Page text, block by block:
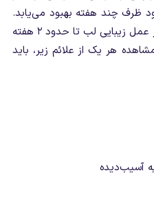
ظرف چند هفته بهبود می‌یابد.
از نظر زمانی، ایجاد هماتوم بعد از عمل زیبایی لب تا حدود ۲ هفته
هر یک از علائم زیر، باید
آسیب‌دیده